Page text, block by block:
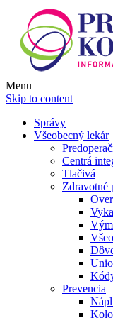
Menu
Skip to content
Správy
Všeobecný lekár
Centrá
Tlačivá
Zdravotné
Prevencia